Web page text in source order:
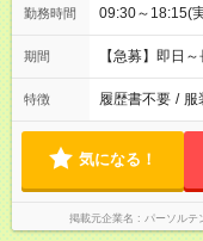
勤務時間 09:30～18:15(
期間 【急募】即日
特徴 履歴書不要 / 服
気になる！
掲載元企業名 パーソルテ